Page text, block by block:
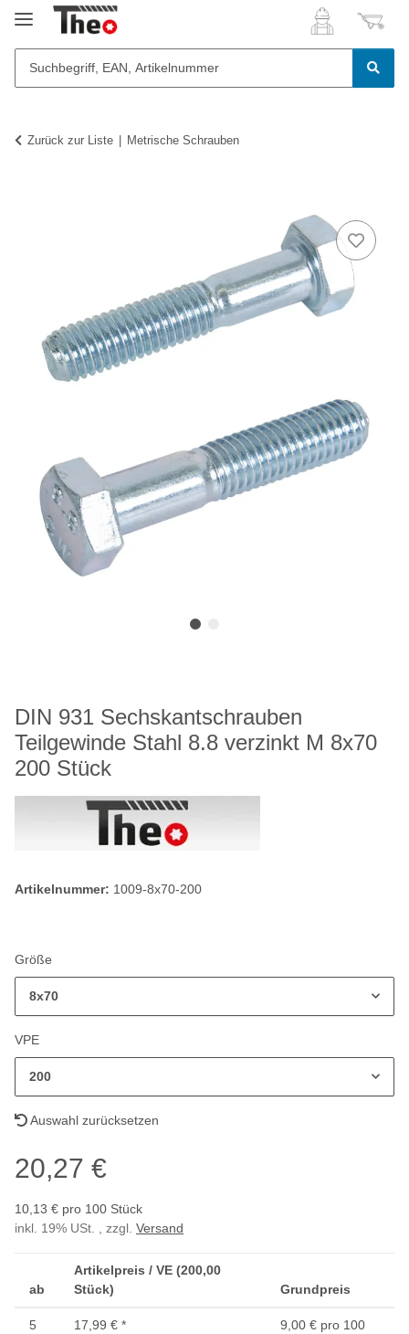
Zurück zur Liste Metrische Schrauben
DIN 931 Sechskantschrauben
Teilgewinde Stahl 8.8 verzinkt M 8x70
200 Stück
Artikelnummer: 1009-8x70-200
Größe
8x70
VPE
200
Auswahl zurücksetzen
20,27 €
10,13 € pro 100 Stück
inkl. 19% USt. , zzgl. Versand
ab
Artikelpreis / VE (200,00
Stück)
Grundpreis
5 17,99 € *
9,00 € pro 100